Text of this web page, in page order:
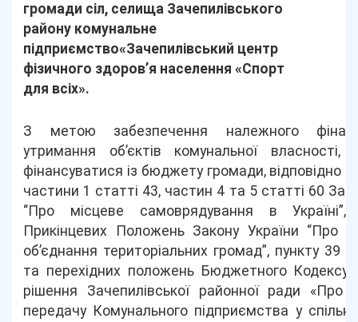
громади сіл, селища Зачепилівського
району комунальне
підприємство«Зачепилівський центр
фізичного здоров’я населення «Спорт
для всіх».
З метою забезпечення належного
утримання об’єктів комунальної власності,
фінансуватися із бюджету громади, відповідно
частини 1 статті 43, частин 4 та 5 статті 60
“Про місцеве самоврядування в
Прикінцевих Положень Закону України “Про
об’єднання територіальних громад”, пункту 39
та перехідних положень Бюджетного Кодексу
рішення Зачепилівської районної ради «Про
передачу Комунального підприємства у